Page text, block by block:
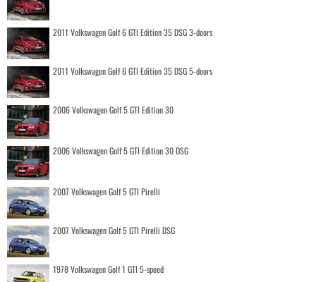
2011 Volkswagen Golf 6 GTI Edition 35 DSG 3-doors
2011 Volkswagen Golf 6 GTI Edition 35 DSG 5-doors
2006 Volkswagen Golf 5 GTI Edition 30
2006 Volkswagen Golf 5 GTI Edition 30 DSG
2007 Volkswagen Golf 5 GTI Pirelli
2007 Volkswagen Golf 5 GTI Pirelli DSG
1978 Volkswagen Golf 1 GTI 5-speed